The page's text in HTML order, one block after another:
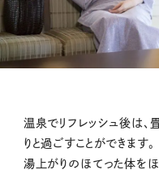
温泉でリフレッシュ後は、
りと過ごすことができます。
湯上がりのほてった体を